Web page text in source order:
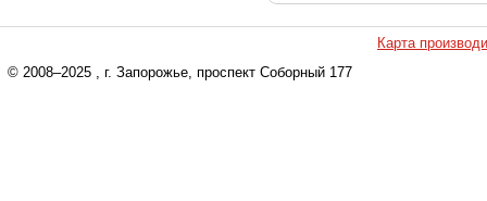
Карта
© 2008–2025 , г. Запорожье, проспект Соборный 177